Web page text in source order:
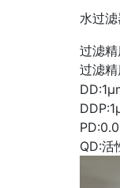
水过
过滤
过滤精
QD:活